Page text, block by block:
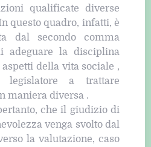
qualificate diverse
questo quadro, infatti, è
dal secondo comma
adeguare la disciplina
della vita sociale ,
a trattare
maniera diversa .
che il giudizio di
venga svolto dal
la valutazione, caso